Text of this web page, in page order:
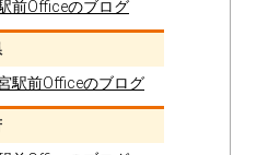
前Officeのブログ
駅前Officeのブログ